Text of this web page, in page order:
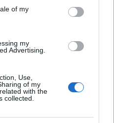
of my
my
Advertising.
Use,
of my
with the
collected.
kitevő
képviselői
ügyét, és helyet
Siratófalnál, ami az
konfliktus okozott
zsidósága